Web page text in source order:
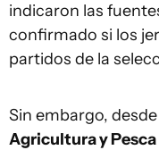
indicaron las
confirmado si los
partidos de la
Sin embargo, desde
Agricultura y